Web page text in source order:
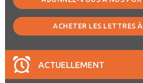
ACHETER LES LETTRES
ACTUELLEMENT